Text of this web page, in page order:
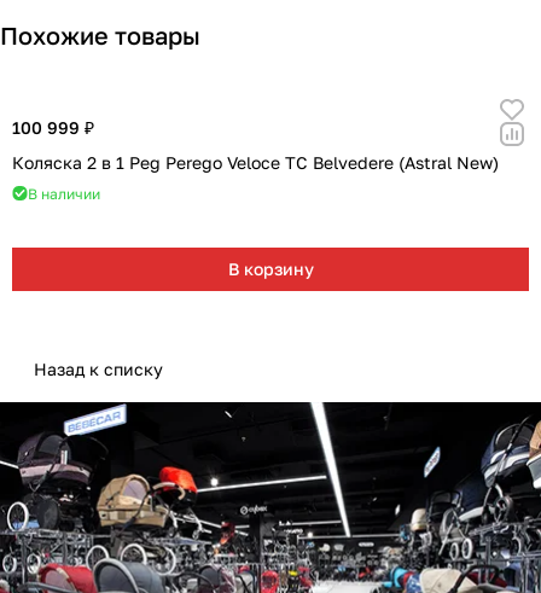
Похожие товары
100 999 ₽
Коляска 2 в 1 Peg Perego Veloce TC Belvedere (Astral New)
В наличии
В корзину
Назад к списку